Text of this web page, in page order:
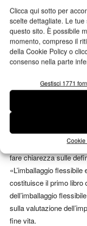
Clicca qui sotto per
scelte dettagliate. Le
questo sito. È possibile
momento, compreso il
della Cookie Policy o
consenso nella parte
Gestisci 1771
Cookie
responsabile Nena
1987 ed è un principio
responsabilità verso le
il concetto di economia
dell’economia lineare,
e poi eliminate.
per rigenerarsi da
partire dall’estrazione e
modo che i rifiuti di
altro. Nel suo primo
glossarioche contiene
comunemente usati
fare chiarezza sulle
«L’imballaggio
costituisce il primo libro
dell’imballaggio
sulla valutazione
fine vita.